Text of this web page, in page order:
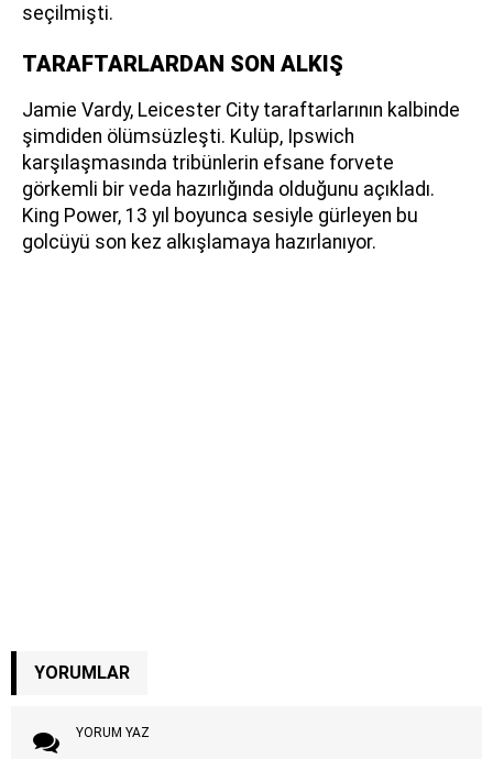
seçilmişti.
TARAFTARLARDAN SON ALKIŞ
Jamie Vardy, Leicester City taraftarlarının kalbinde
şimdiden ölümsüzleşti. Kulüp, Ipswich
karşılaşmasında tribünlerin efsane forvete
görkemli bir veda hazırlığında olduğunu açıkladı.
King Power, 13 yıl boyunca sesiyle gürleyen bu
golcüyü son kez alkışlamaya hazırlanıyor.
YORUMLAR
YORUM YAZ